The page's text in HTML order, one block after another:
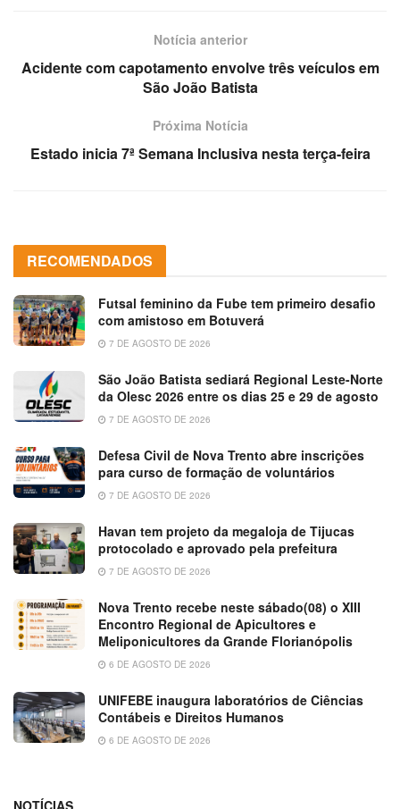
Notícia anterior
Acidente com capotamento envolve três veículos em
São João Batista
Próxima Notícia
Estado inicia 7ª Semana Inclusiva nesta terça-feira
RECOMENDADOS
Futsal feminino da Fube tem primeiro desafio
com amistoso em Botuverá
7 DE AGOSTO DE 2026
São João Batista sediará Regional Leste-Norte
da Olesc 2026 entre os dias 25 e 29 de agosto
7 DE AGOSTO DE 2026
Defesa Civil de Nova Trento abre inscrições
para curso de formação de voluntários
7 DE AGOSTO DE 2026
Havan tem projeto da megaloja de Tijucas
protocolado e aprovado pela prefeitura
7 DE AGOSTO DE 2026
Nova Trento recebe neste sábado(08) o XIII
Encontro Regional de Apicultores e
Meliponicultores da Grande Florianópolis
6 DE AGOSTO DE 2026
UNIFEBE inaugura laboratórios de Ciências
Contábeis e Direitos Humanos
6 DE AGOSTO DE 2026
NOTÍCIAS